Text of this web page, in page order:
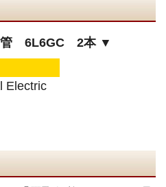
管 6L6GC 2本 ▼
Electric